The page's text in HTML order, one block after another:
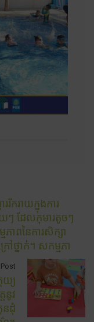
រីករាយក្នុងការ
ៗ ដែលកុមារតូចៗ
ាពនៃការសិក្សា
ថ្នាក់។ សកម្មភា
យ្យ
នូវ
នដុំ